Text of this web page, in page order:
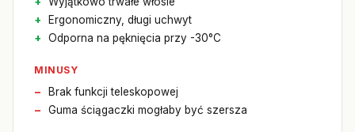
Ergonomiczny, długi uchwyt
Odporna na pęknięcia przy -30°C
MINUSY
Brak funkcji teleskopowej
Guma ściągaczki mogłaby być szersza